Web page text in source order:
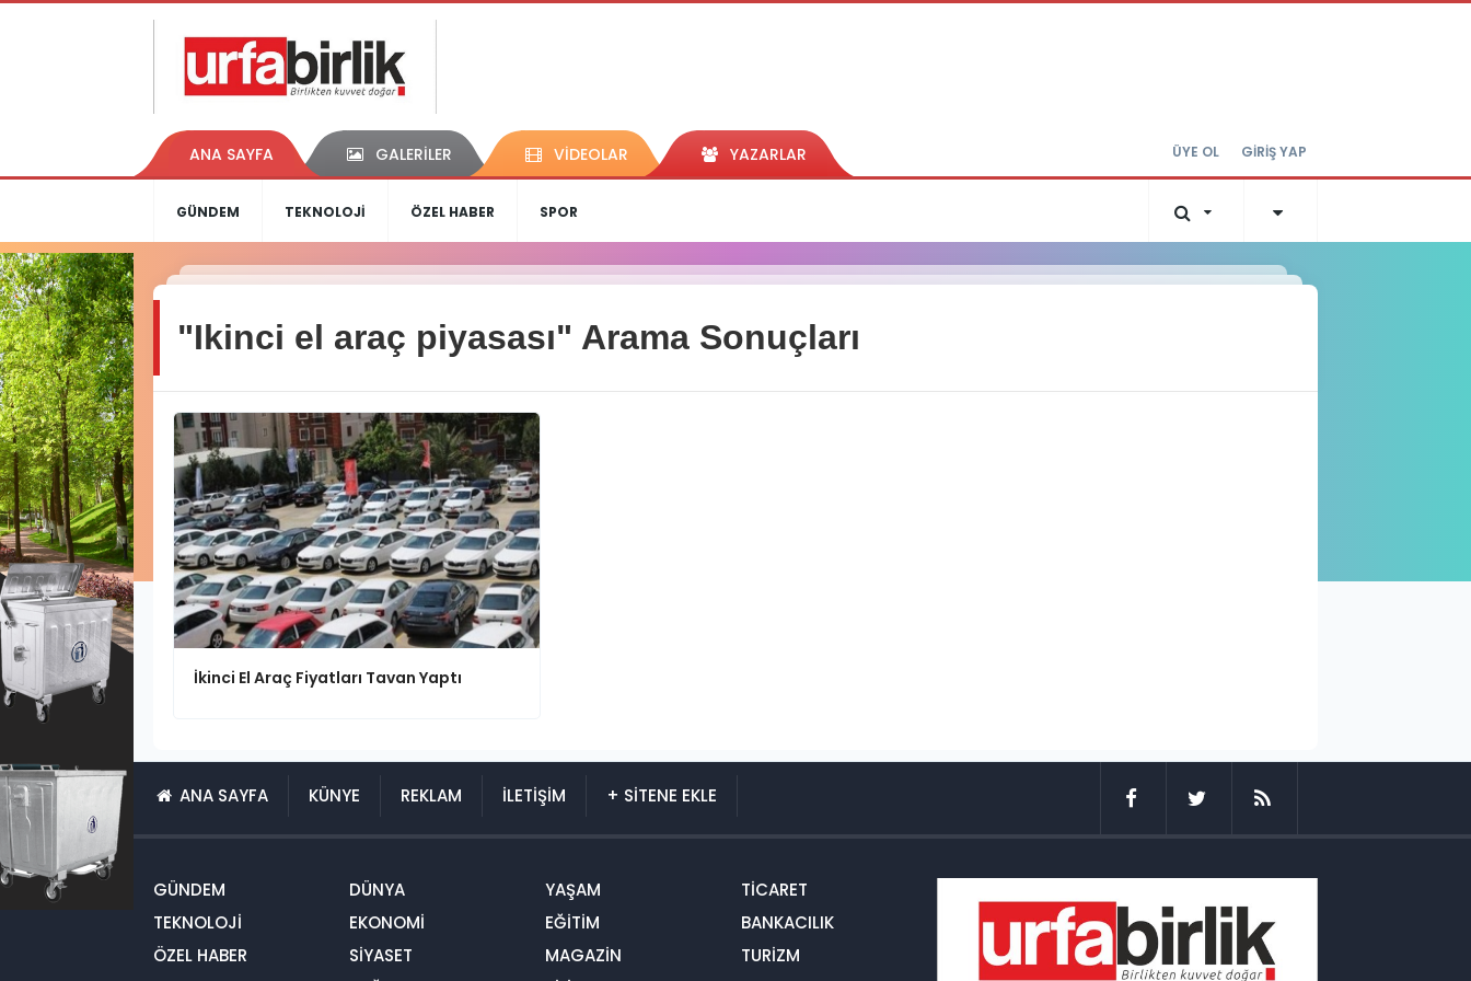
ANA SAYFA GALERİLER VİDEOLAR YAZARLAR ÜYE OL GİRİŞ YAP
GÜNDEM TEKNOLOJİ ÖZEL HABER SPOR
"Ikinci el araç piyasası" Arama Sonuçları
İkinci El Araç Fiyatları Tavan Yaptı
ANA SAYFA KÜNYE REKLAM İLETİŞİM + SİTENE EKLE
GÜNDEM
TEKNOLOJİ
ÖZEL HABER
DÜNYA
EKONOMİ
SİYASET
YAŞAM
EĞİTİM
MAGAZİN
TİCARET
BANKACILIK
TURİZM